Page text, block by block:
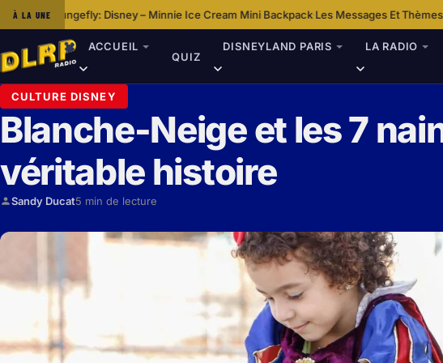
À LA UNE
– Minnie Ice Cream Mini Backpack· Les Messages Et Thèmes Des Films Disney·
ACCUEIL
QUIZ
DISNEYLAND PARIS LA RADIO
CULTURE DISNEY
Blanche-Neige et les 7
véritable histoire
Sandy Ducat5 min de lecture